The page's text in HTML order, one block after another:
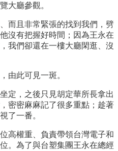
大廳參觀。
而且非常緊張的找到我們，劈
沒有把握好時間；因為王永在
我們卻還在一樓大廳閑逛、沒
由此可見一斑。
定，之後只見胡定華所長拿出
密密麻麻記了很多重點；趁著
了一番。
高權重、負責帶領台灣電子和
。為了與台塑集團王永在總經